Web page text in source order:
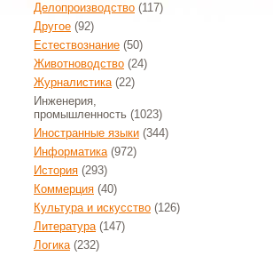
Делопроизводство (117)
Другое (92)
Естествознание (50)
Животноводство (24)
Журналистика(22)
Инженерия,
промышленность (1023)
Иностранные языки (344)
Информатика(972)
История (293)
Коммерция (40)
Культура и искусство (126)
Литература(147)
Логика(232)